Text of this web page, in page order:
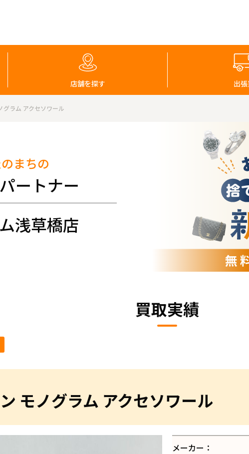
店舗を探す 出
グラム アクセソワール
浅草橋店
まちの
ートナー
買取実績
モノグラム アクセソワール
メーカー：